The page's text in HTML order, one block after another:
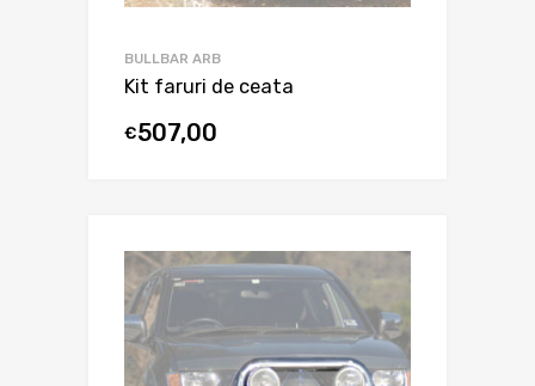
BULLBAR ARB
Kit faruri de ceata
€507,00